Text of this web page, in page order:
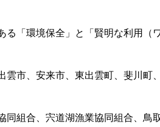
る「環境保全」と「賢明な利用
雲市、安来市、東出雲町、斐川
同組合、宍道湖漁業協同組合、鳥